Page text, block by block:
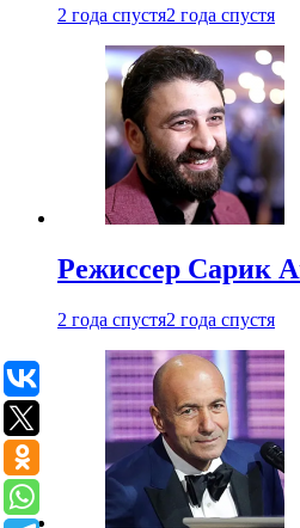
2 года спустя2 года спустя
Режиссер Сарик
2 года спустя2 года спустя